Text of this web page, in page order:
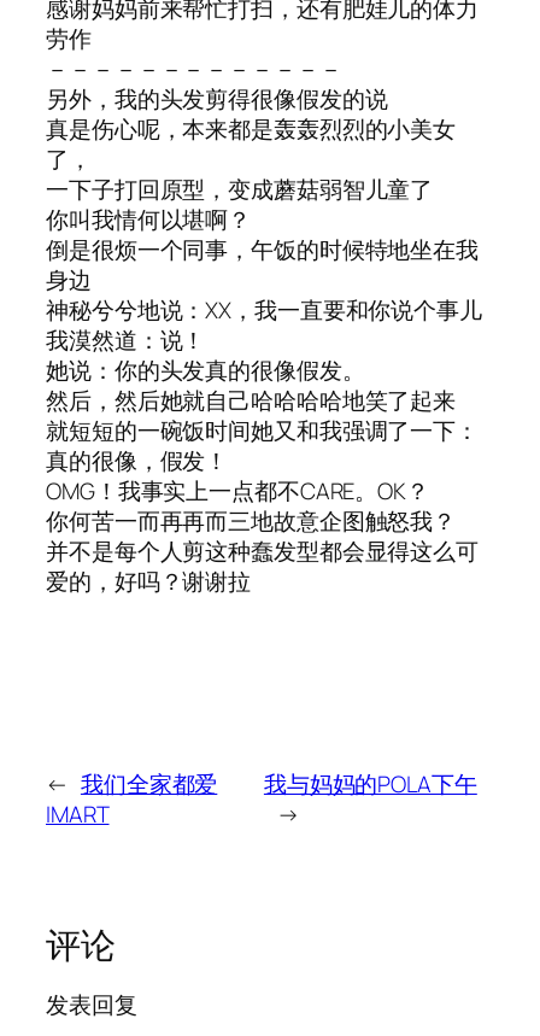
感谢妈妈前来帮忙打扫，还有肥娃儿的体力
劳作
－－－－－－－－－－－－－
另外，我的头发剪得很像假发的说
真是伤心呢，本来都是轰轰烈烈的小美女
了，
一下子打回原型，变成蘑菇弱智儿童了
你叫我情何以堪啊？
倒是很烦一个同事，午饭的时候特地坐在我
身边
神秘兮兮地说：XX，我一直要和你说个事儿
我漠然道：说！
她说：你的头发真的很像假发。
然后，然后她就自己哈哈哈哈地笑了起来
就短短的一碗饭时间她又和我强调了一下：
真的很像，假发！
OMG！我事实上一点都不CARE。OK？
你何苦一而再再而三地故意企图触怒我？
并不是每个人剪这种蠢发型都会显得这么可
爱的，好吗？谢谢拉
← 我们全家都爱
IMART
我与妈妈的POLA下午
→
评论
发表回复